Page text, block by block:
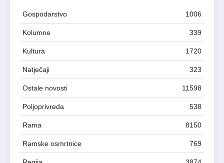
Gospodarstvo 1006
Kolumne 339
Kultura 1720
Natječaji 323
Ostale novosti 11598
Poljoprivreda 538
Rama 8150
Ramske osmrtnice 769